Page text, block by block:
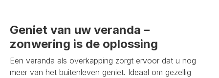
Geniet van uw veranda –
zonwering is de oplossing
Een veranda als overkapping zorgt ervoor dat u nog
meer van het buitenleven geniet. Ideaal om gezellig